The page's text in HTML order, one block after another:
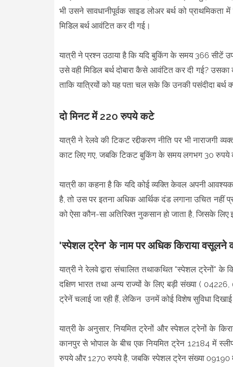
भी उसने सावधानीपूर्वक साइड लोअर बर्थ को
मिडिल बर्थ आवंटित कर दी गई।
यात्री ने प्रश्न उठाया है कि यदि बुकिंग के समय 366 सीटें
उसे वही मिडिल बर्थ दोबारा कैसे आवंटित कर दी गई? उसका
ताकि यात्रियों को यह पता चल सके कि उनकी पसंदीदा बर्थ
दो मिनट में 220 रुपये कटे
यात्री ने रेलवे की टिकट रद्दीकरण नीति पर भी
काट लिए गए, जबकि टिकट बुकिंग के समय लगभग 30 रुपये
यात्री का कहना है कि यदि कोई व्यक्ति केवल अपनी
है, तो उस पर इतना अधिक आर्थिक दंड लगाना उचित नहीं
को ऐसा कौन-सा अतिरिक्त नुकसान हो जाता है, जिसके लिए
'स्पेशल ट्रेन' के नाम पर अधिक किराया वसूलने
यात्री ने रेलवे द्वारा संचालित तथाकथित "स्पेशल ट्रेनों" के
दक्षिण भारत तथा अन्य राज्यों के लिए बड़ी संख्या (
ट्रेनें चलाई जा रही हैं, लेकिन उनमें कोई विशेष सुविधा दिखाई
यात्री के अनुसार, नियमित ट्रेनों और स्पेशल ट्रेनों के
कानपुर से भोपाल के बीच एक नियमित ट्रेन 12184 में
रुपये और 1270 रुपये है, जबकि स्पेशल ट्रेन संख्या 09190